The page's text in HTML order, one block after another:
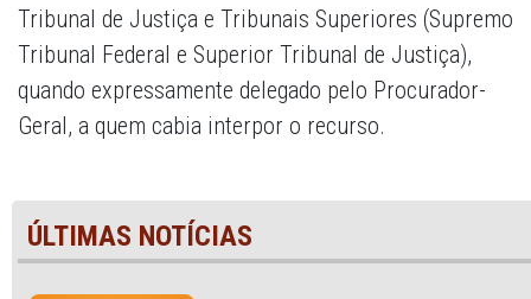
Tribunal de Justiça e Tribunais Superiores (Supremo
Tribunal Federal e Superior Tribunal de Justiça),
quando expressamente delegado pelo Procurador-
Geral, a quem cabia interpor o recurso.
ÚLTIMAS NOTÍCIAS